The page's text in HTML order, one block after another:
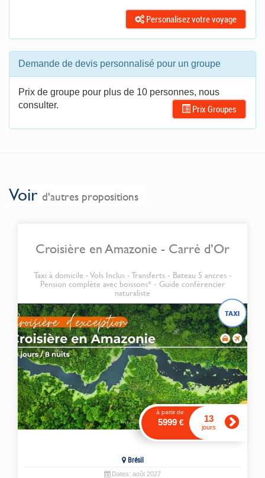
Personalisez votre voyage
Demande de devis personnalisé pour un groupe
Prix de groupe pour plus de 10 personnes, nous
consulter.
Prix Groupes
Voir d'autres propositions
Croisière en Amazonie - Carré d’Or
Taxi à domicile - Vols Inclus - Transferts - Bateau 5 ancres -
Pension complète avec boissons* - Guide conférencier
naturaliste
à partir de
5999€ 13
jours
Brésil
Dates: août 2027